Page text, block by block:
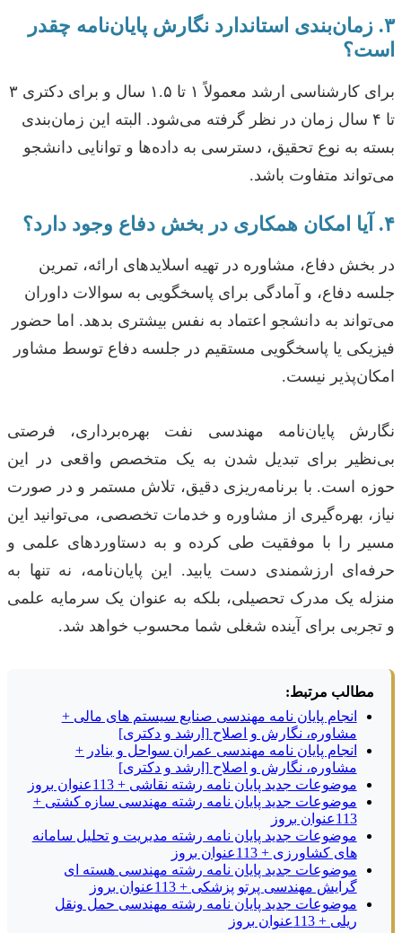
۳. زمان‌بندی استاندارد نگارش پایان‌نامه چقدر
است؟
برای کارشناسی ارشد معمولاً ۱ تا ۱.۵ سال و برای دکتری ۳
تا ۴ سال زمان در نظر گرفته می‌شود. البته این زمان‌بندی
بسته به نوع تحقیق، دسترسی به داده‌ها و توانایی دانشجو
می‌تواند متفاوت باشد.
۴. آیا امکان همکاری در بخش دفاع وجود دارد؟
در بخش دفاع، مشاوره در تهیه اسلایدهای ارائه، تمرین
جلسه دفاع، و آمادگی برای پاسخگویی به سوالات داوران
می‌تواند به دانشجو اعتماد به نفس بیشتری بدهد. اما حضور
فیزیکی یا پاسخگویی مستقیم در جلسه دفاع توسط مشاور
امکان‌پذیر نیست.
نگارش پایان‌نامه مهندسی نفت بهره‌برداری، فرصتی
بی‌نظیر برای تبدیل شدن به یک متخصص واقعی در این
حوزه است. با برنامه‌ریزی دقیق، تلاش مستمر و در صورت
نیاز، بهره‌گیری از مشاوره و خدمات تخصصی، می‌توانید این
مسیر را با موفقیت طی کرده و به دستاوردهای علمی و
حرفه‌ای ارزشمندی دست یابید. این پایان‌نامه، نه تنها به
منزله یک مدرک تحصیلی، بلکه به عنوان یک سرمایه علمی
و تجربی برای آینده شغلی شما محسوب خواهد شد.
مطالب مرتبط:
انجام پایان نامه مهندسی صنایع سیستم های مالی +
مشاوره، نگارش و اصلاح [ارشد و دکتری]
انجام پایان نامه مهندسی عمران سواحل و بنادر +
مشاوره، نگارش و اصلاح [ارشد و دکتری]
موضوعات جدید پایان نامه رشته نقاشی + 113عنوان بروز
موضوعات جدید پایان نامه رشته مهندسی سازه کشتی +
113عنوان بروز
موضوعات جدید پایان نامه رشته مدیریت و تحلیل سامانه
های کشاورزی + 113عنوان بروز
موضوعات جدید پایان نامه رشته مهندسی هسته ای
گرایش مهندسی پرتو پزشکی + 113عنوان بروز
موضوعات جدید پایان نامه رشته مهندسی حمل ونقل
ریلی + 113عنوان بروز